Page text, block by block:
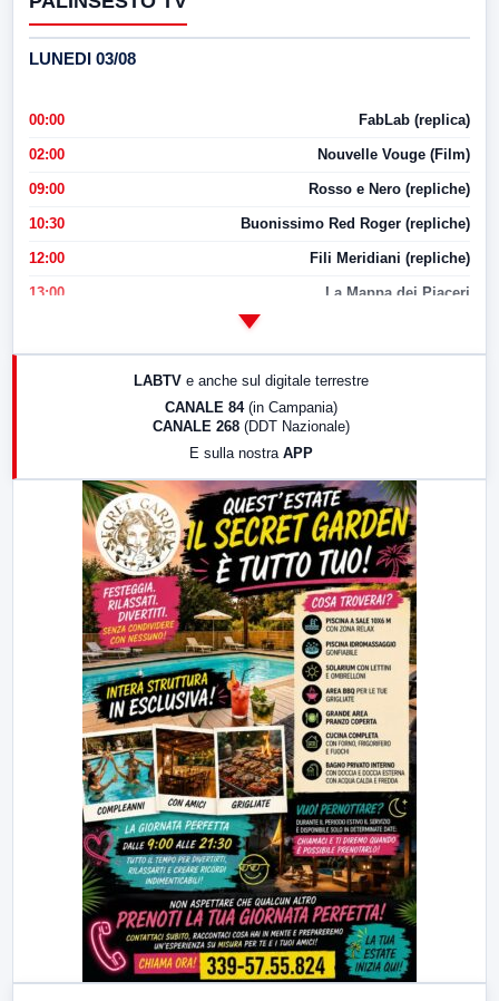
LUNEDI 03/08
00:00 FabLab (replica)
02:00 Nouvelle Vouge (Film)
09:00 Rosso e Nero (repliche)
10:30 Buonissimo Red Roger (repliche)
12:00 Fili Meridiani (repliche)
13:00 La Mappa dei Piaceri
LabNews (replica)
LABTV e anche sul digitale terrestre
CANALE 84 (in Campania)
CANALE 268 (DDT Nazionale)
E sulla nostra APP